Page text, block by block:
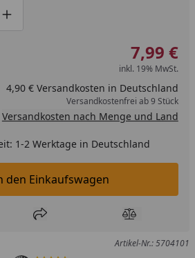
eins verringern
manuell eingeben
Produktmenge um eins erhöhen
7,99 €
inkl. 19% MwSt.
4,90 € Versandkosten in Deutschland
Versandkostenfrei ab 9 Stück
Versandkosten nach Menge und Land
1-2 Werktage in Deutschland
In den Einkaufswagen legen
den Einkaufswagen
Wunschliste hinzufügen
Teilen Produkt
Artikel-Nr.: 5704101